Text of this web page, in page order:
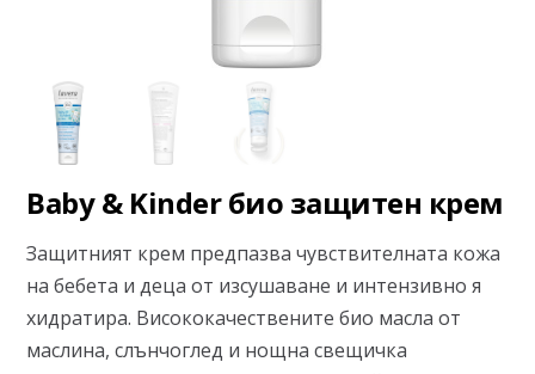
Baby & Kinder био защитен крем
Защитният крем предпазва чувствителната кожа
на бебета и деца от изсушаване и интензивно я
хидратира. Висококачествените био масла от
маслина, слънчоглед и нощна свещичка